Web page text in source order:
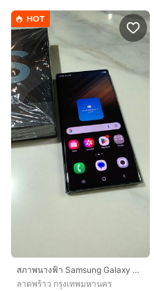
HOT
สภาพนางฟ้า Samsung Galaxy S22 Ultra 12GB256GB green เครื่องศูนย์ไทย อุปกรณ์ครบกล่อง
ลาดพร้าว กรุงเทพมหานคร